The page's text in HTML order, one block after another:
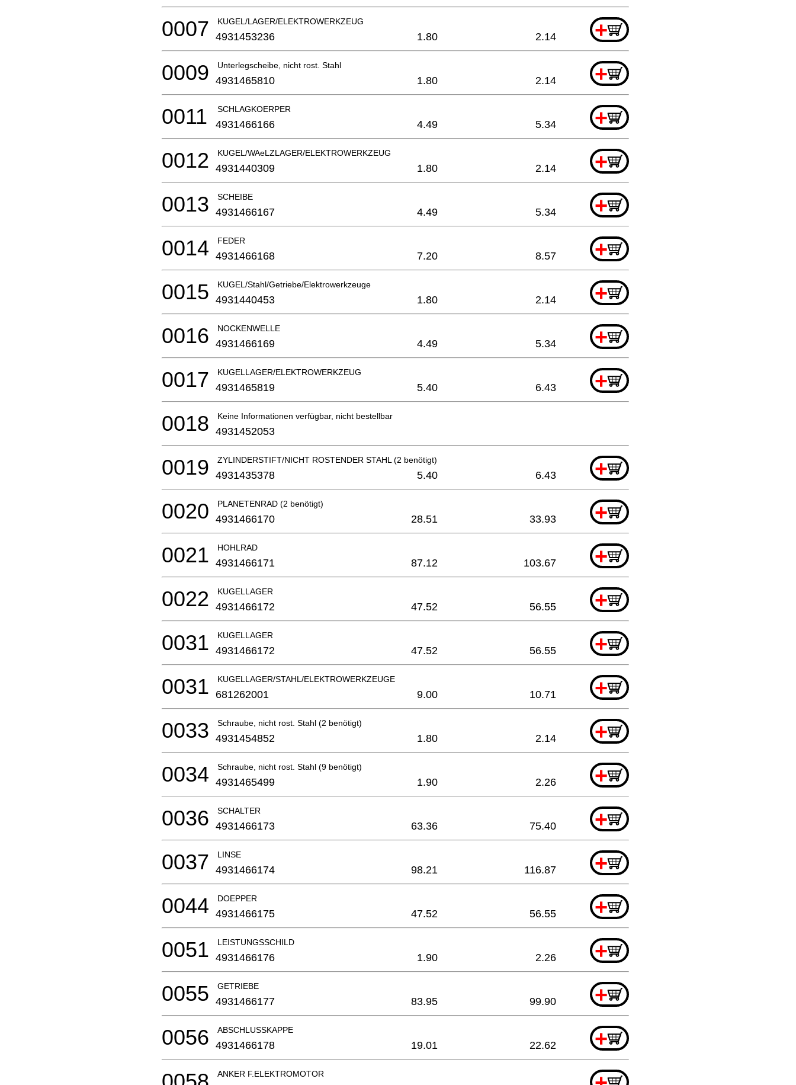
KUGEL/LAGER/ELEKTROWERKZEUG +
0007 4931453236 1.80 2.14
Unterlegscheibe, nicht rost. Stahl +
0009 4931465810 1.80 2.14
SCHLAGKOERPER +
0011 4931466166 4.49 5.34
KUGEL/WAeLZLAGER/ELEKTROWERKZEUG +
0012 4931440309 1.80 2.14
SCHEIBE +
0013 4931466167 4.49 5.34
FEDER +
0014 4931466168 7.20 8.57
KUGEL/Stahl/Getriebe/Elektrowerkzeuge +
0015 4931440453 1.80 2.14
NOCKENWELLE +
0016 4931466169 4.49 5.34
KUGELLAGER/ELEKTROWERKZEUG +
0017 4931465819 5.40 6.43
Keine Informationen verfügbar, nicht bestellbar
0018 4931452053
ZYLINDERSTIFT/NICHT ROSTENDER STAHL (2 benötigt) +
0019 4931435378 5.40 6.43
PLANETENRAD (2 benötigt) +
0020 4931466170 28.51 33.93
HOHLRAD +
0021 4931466171 87.12 103.67
KUGELLAGER +
0022 4931466172 47.52 56.55
KUGELLAGER +
0031 4931466172 47.52 56.55
KUGELLAGER/STAHL/ELEKTROWERKZEUGE +
0031 681262001 9.00 10.71
Schraube, nicht rost. Stahl (2 benötigt) +
0033 4931454852 1.80 2.14
Schraube, nicht rost. Stahl (9 benötigt) +
0034 4931465499 1.90 2.26
SCHALTER +
0036 4931466173 63.36 75.40
LINSE +
0037 4931466174 98.21 116.87
DOEPPER +
0044 4931466175 47.52 56.55
LEISTUNGSSCHILD +
0051 4931466176 1.90 2.26
GETRIEBE +
0055 4931466177 83.95 99.90
ABSCHLUSSKAPPE +
0056 4931466178 19.01 22.62
ANKER F.ELEKTROMOTOR